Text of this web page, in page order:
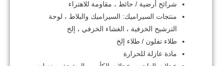
شرائح أرضية / حائط ، مقاومة للاهتراء
منتجات السيراميك: السيراميك والبلاط ، لوحة
الترشيح الخزفية ، الغشاء الخزفي ، إلخ
طلاء تفلون / طلاء إلخ
مادة عازلة للحرارة